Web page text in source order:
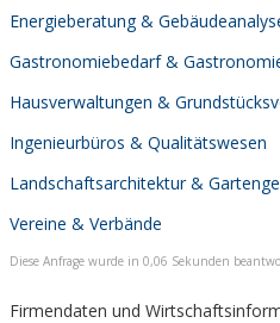
Energieberatung &
Gastronomiebedarf &
Hausverwaltungen &
Ingenieurbüros & Qualitätswesen
Landschaftsarchitektur &
Vereine & Verbände
Diese Anfrage wurde in 0,06 Sekunden
Firmendaten und